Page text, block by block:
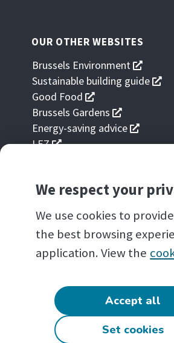
We respect your
We use cookies to
the best browsing
application. View the
Accept all
Set cookies
OUR OTHER WEBSITES
Brussels Environment
s'ouvre
dans
Sustainable building guide
Good Food
s'ouvre
dans
une
Brussels Gardens
s'ouvre
dans
une
Energy-saving advice
s'ouvre
dans
fenêtre
LEZ
s'ouvre
nouvelle
fenêtre
OUR APPLICATIONS FOR
Brussels air
s'ouvre
dans
nouvelle